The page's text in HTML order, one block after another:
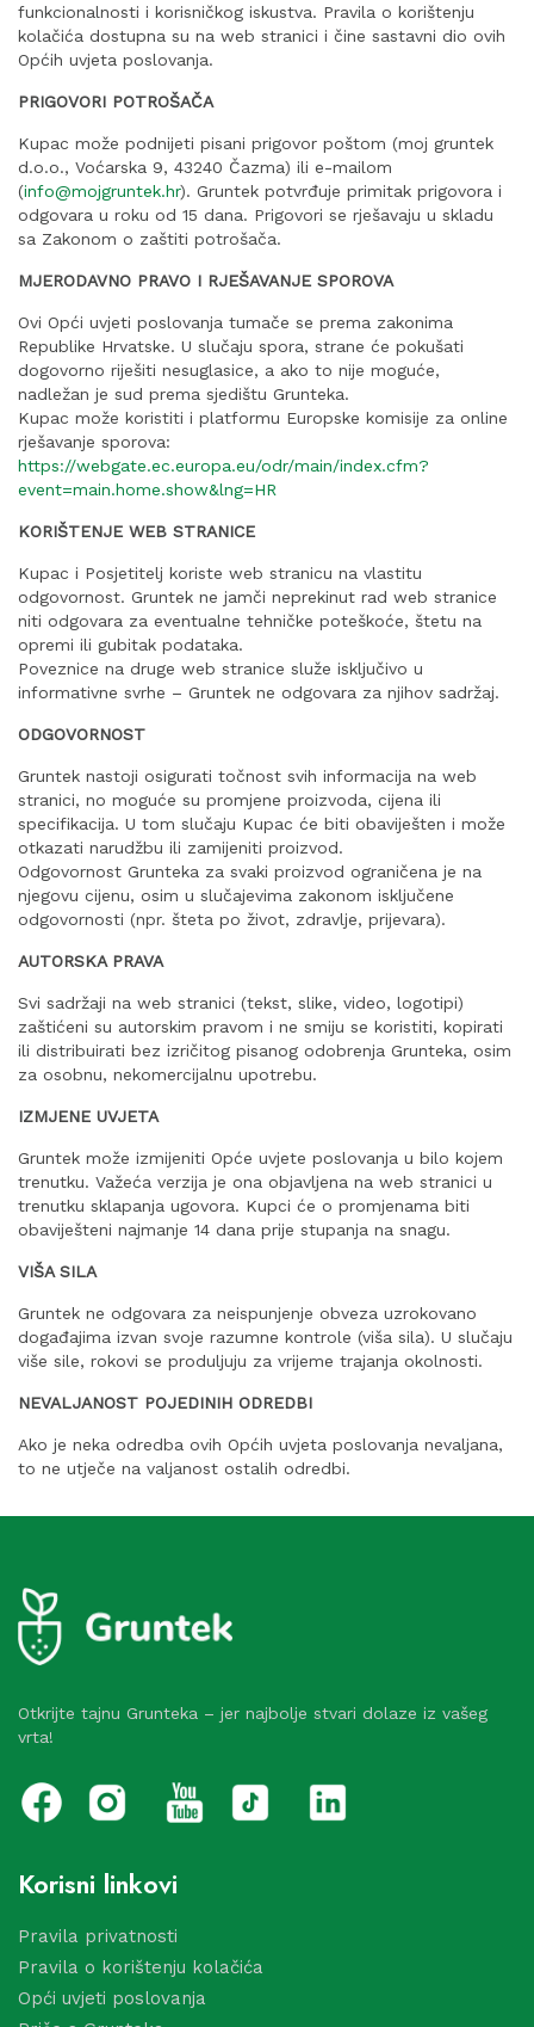
funkcionalnosti i korisničkog iskustva. Pravila o korištenju
kolačića dostupna su na web stranici i čine sastavni dio ovih
Općih uvjeta poslovanja.
PRIGOVORI POTROŠAČA
Kupac može podnijeti pisani prigovor poštom (moj gruntek
d.o.o., Voćarska 9, 43240 Čazma) ili e-mailom
(info@mojgruntek.hr). Gruntek potvrđuje primitak prigovora i
odgovara u roku od 15 dana. Prigovori se rješavaju u skladu
sa Zakonom o zaštiti potrošača.
MJERODAVNO PRAVO I RJEŠAVANJE SPOROVA
Ovi Opći uvjeti poslovanja tumače se prema zakonima
Republike Hrvatske. U slučaju spora, strane će pokušati
dogovorno riješiti nesuglasice, a ako to nije moguće,
nadležan je sud prema sjedištu Grunteka.
Kupac može koristiti i platformu Europske komisije za online
rješavanje sporova:
https://webgate.ec.europa.eu/odr/main/index.cfm?
event=main.home.show&lng=HR
KORIŠTENJE WEB STRANICE
Kupac i Posjetitelj koriste web stranicu na vlastitu
odgovornost. Gruntek ne jamči neprekinut rad web stranice
niti odgovara za eventualne tehničke poteškoće, štetu na
opremi ili gubitak podataka.
Poveznice na druge web stranice služe isključivo u
informativne svrhe – Gruntek ne odgovara za njihov sadržaj.
ODGOVORNOST
Gruntek nastoji osigurati točnost svih informacija na web
stranici, no moguće su promjene proizvoda, cijena ili
specifikacija. U tom slučaju Kupac će biti obaviješten i može
otkazati narudžbu ili zamijeniti proizvod.
Odgovornost Grunteka za svaki proizvod ograničena je na
njegovu cijenu, osim u slučajevima zakonom isključene
odgovornosti (npr. šteta po život, zdravlje, prijevara).
AUTORSKA PRAVA
Svi sadržaji na web stranici (tekst, slike, video, logotipi)
zaštićeni su autorskim pravom i ne smiju se koristiti, kopirati
ili distribuirati bez izričitog pisanog odobrenja Grunteka, osim
za osobnu, nekomercijalnu upotrebu.
IZMJENE UVJETA
Gruntek može izmijeniti Opće uvjete poslovanja u bilo kojem
trenutku. Važeća verzija je ona objavljena na web stranici u
trenutku sklapanja ugovora. Kupci će o promjenama biti
obaviješteni najmanje 14 dana prije stupanja na snagu.
VIŠA SILA
Gruntek ne odgovara za neispunjenje obveza uzrokovano
događajima izvan svoje razumne kontrole (viša sila). U slučaju
više sile, rokovi se produljuju za vrijeme trajanja okolnosti.
NEVALJANOST POJEDINIH ODREDBI
Ako je neka odredba ovih Općih uvjeta poslovanja nevaljana,
to ne utječe na valjanost ostalih odredbi.
Otkrijte tajnu Grunteka – jer najbolje stvari dolaze iz vašeg
vrta!
Korisni linkovi
Pravila privatnosti
Pravila o korištenju kolačića
Opći uvjeti poslovanja